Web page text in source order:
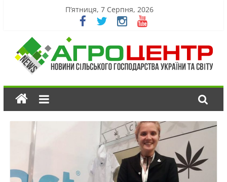
П’ятниця, 7 Серпня, 2026